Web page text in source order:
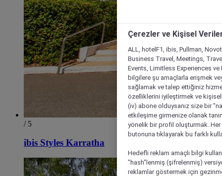
/ 5
ibis Styles Karratha
Çerezler ve Kişisel
ALL, hotelF1, ibis, Pullman,
Business Travel, Meetings,
Events, Limitless Experiences
bilgilere şu amaçlarla erişmek
sağlamak ve talep ettiğiniz
özelliklerini iyileştirmek ve
(iv) abone olduysanız size bir
etkileşime girmenize olanak
yönelik bir profil oluşturmak.
butonuna tıklayarak bu farklı
Hedefli reklam amaçlı bilgi
"hash"lenmiş (şifrelenmiş)
reklamlar göstermek için